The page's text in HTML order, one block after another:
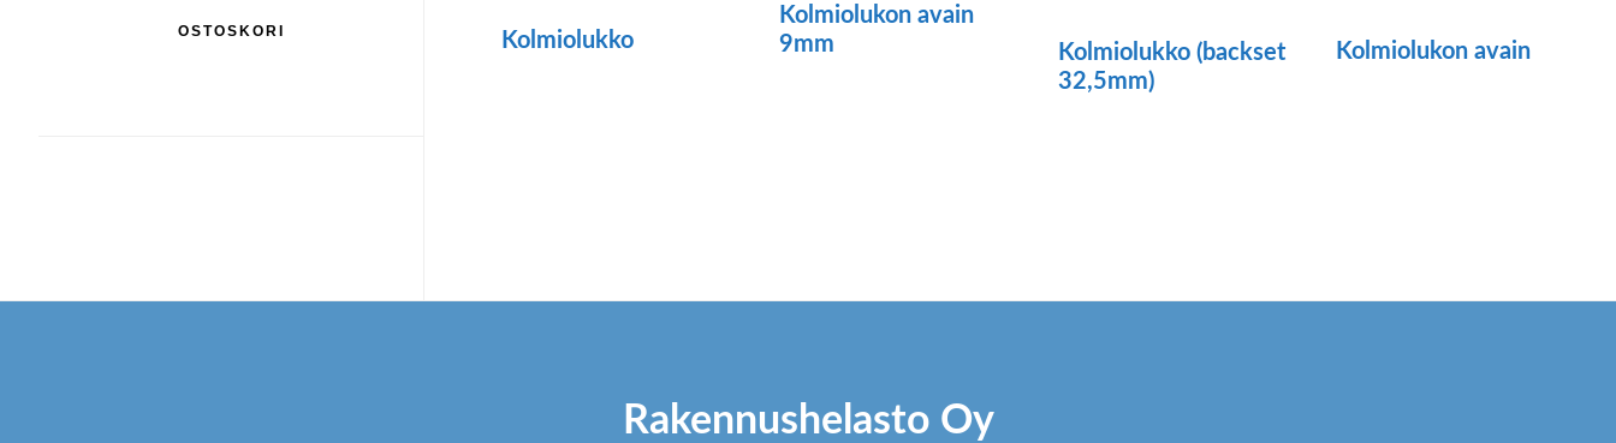
Kolmiolukko
Kolmiolukon avain
9mm
Kolmiolukko (backset
32,5mm)
Kolmiolukon avain
OSTOSKORI
Rakennushelasto Oy